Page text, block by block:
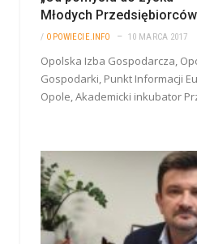
Młodych Przedsiębiorców
/ OPOWIECIE.INFO 10 MARCA 2017
Opolska Izba Gospodarcza,
Gospodarki, Punkt Informacji
Opole, Akademicki inkubator